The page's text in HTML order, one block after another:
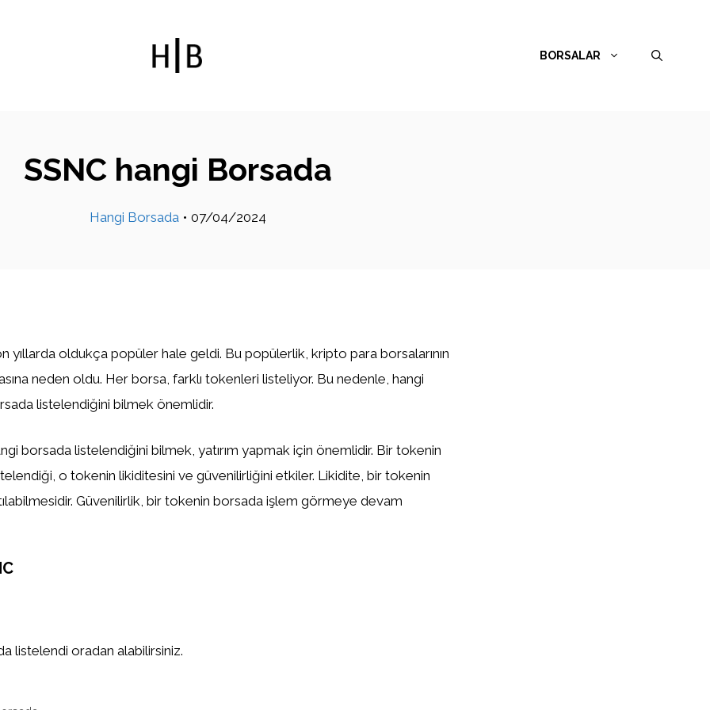
BORSALAR
SSNC hangi Borsada
Hangi Borsada • 07/04/2024
yıllarda oldukça popüler hale geldi. Bu popülerlik, kripto para borsalarının
neden oldu. Her borsa, farklı tokenleri listeliyor. Bu nedenle, hangi
listelendiğini bilmek önemlidir.
borsada listelendiğini bilmek, yatırım yapmak için önemlidir. Bir tokenin
o tokenin likiditesini ve güvenilirliğini etkiler. Likidite, bir tokenin
Güvenilirlik, bir tokenin borsada işlem görmeye devam
listelendi oradan alabilirsiniz.